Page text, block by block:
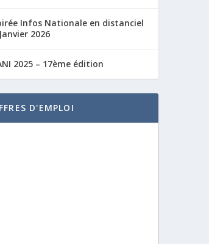
Infos Nationale en distanciel
2026
2025 – 17ème édition
D'EMPLOI